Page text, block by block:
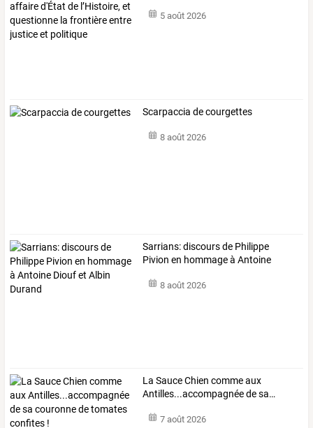
5 août 2026
Scarpaccia de courgettes
8 août 2026
Sarrians:discoursde Philippe
Pivion en hommageà Antoine
8 août 2026
La SauceChien commeaux
Antilles...accompagnéedesa…
7 août 2026